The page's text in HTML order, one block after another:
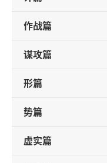
作战篇
谋攻篇
形篇
势篇
虚实篇